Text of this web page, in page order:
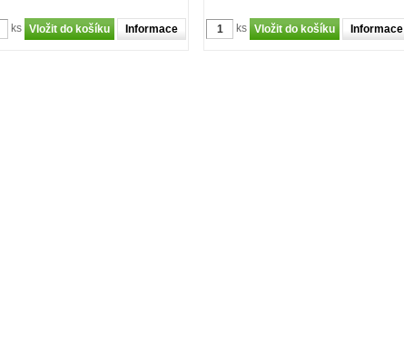
ks Informace ks Informace